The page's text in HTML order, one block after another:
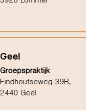
Geel
Groepspraktijk
Eindhoutseweg 39B,
2440 Geel